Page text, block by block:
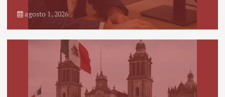
agosto 1, 2026